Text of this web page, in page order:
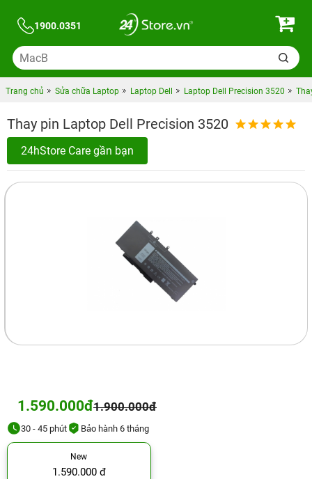
1900.0351
Trang chủ Sửa chữa Laptop Laptop Dell Laptop Dell Precision 3520
Thay pin Laptop Dell Precision 3520
24hStore Care gần bạn
1.590.000đ1.900.000đ
30 - 45 phút Bảo hành 6 tháng
New
1.590.000 đ